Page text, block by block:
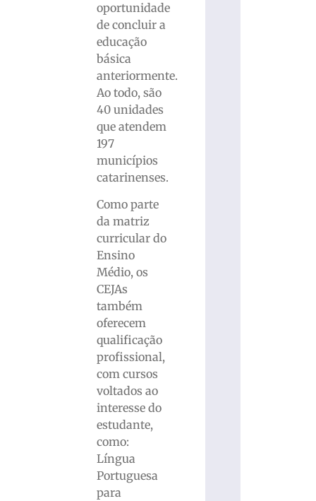
oportunidade
de concluir a
educação
básica
anteriormente.
Ao todo, são
40 unidades
que atendem
197
municípios
catarinenses.
Como parte
da matriz
curricular do
Ensino
Médio, os
CEJAs
também
oferecem
qualificação
profissional,
com cursos
voltados ao
interesse do
estudante,
como:
Língua
Portuguesa
para